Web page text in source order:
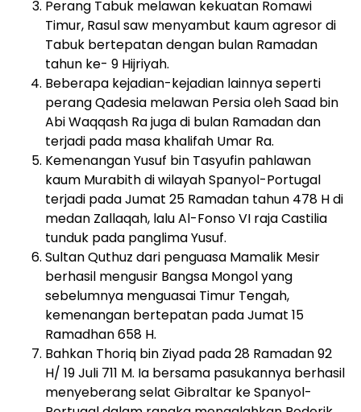
Perang Tabuk melawan kekuatan Romawi
Timur, Rasul saw menyambut kaum agresor di
Tabuk bertepatan dengan bulan Ramadan
tahun ke- 9 Hijriyah.
Beberapa kejadian-kejadian lainnya seperti
perang Qadesia melawan Persia oleh Saad bin
Abi Waqqash Ra juga di bulan Ramadan dan
terjadi pada masa khalifah Umar Ra.
Kemenangan Yusuf bin Tasyufin pahlawan
kaum Murabith di wilayah Spanyol-Portugal
terjadi pada Jumat 25 Ramadan tahun 478 H di
medan Zallaqah, lalu Al-Fonso VI raja Castilia
tunduk pada panglima Yusuf.
Sultan Quthuz dari penguasa Mamalik Mesir
berhasil mengusir Bangsa Mongol yang
sebelumnya menguasai Timur Tengah,
kemenangan bertepatan pada Jumat 15
Ramadhan 658 H.
Bahkan Thoriq bin Ziyad pada 28 Ramadan 92
H/ 19 Juli 711 M. Ia bersama pasukannya berhasil
menyeberang selat Gibraltar ke Spanyol-